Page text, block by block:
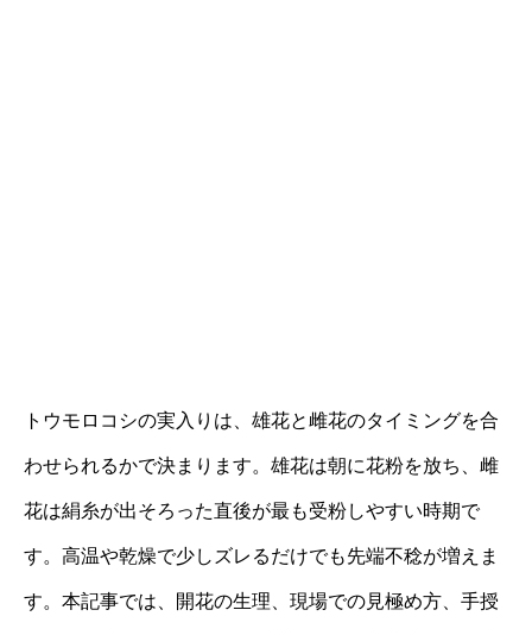
トウモロコシの実入りは、雄花と雌花のタイミングを合
わせられるかで決まります。雄花は朝に花粉を放ち、雌
花は絹糸が出そろった直後が最も受粉しやすい時期で
す。高温や乾燥で少しズレるだけでも先端不稔が増えま
す。本記事では、開花の生理、現場での見極め方、手授